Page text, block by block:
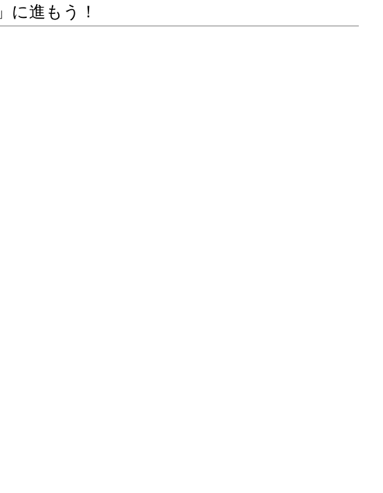
」に進もう！